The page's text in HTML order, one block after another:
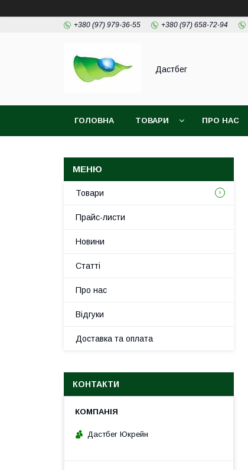
+380 (97) 979-36-55 +380 (97) 658-72-94
Дастбег
ГОЛОВНА ТОВАРИ ПРО НАС
Товари
Прайс-листи
Новини
Статті
Про нас
Відгуки
Доставка та оплата
КОНТАКТИ
Дастбег Юкрейн